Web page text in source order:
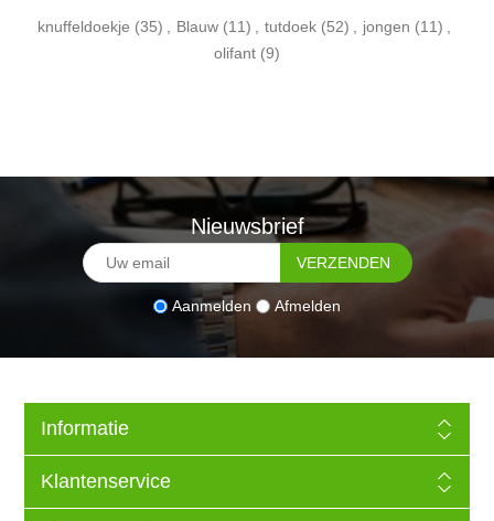
knuffeldoekje (35) Blauw (11) tutdoek (52) jongen (11)
olifant (9)
Nieuwsbrief
Aanmelden Afmelden
Informatie
Klantenservice